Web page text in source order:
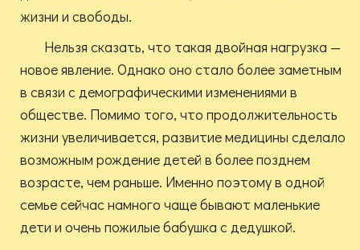
жизни и свободы.
Нельзя сказать, что такая двойная нагрузка —
новое явление. Однако оно стало более заметным
в связи с демографическими изменениями в
обществе. Помимо того, что продолжительность
жизни увеличивается, развитие медицины сделало
возможным рождение детей в более позднем
возрасте, чем раньше. Именно поэтому в одной
семье сейчас намного чаще бывают маленькие
дети и очень пожилые бабушка с дедушкой.